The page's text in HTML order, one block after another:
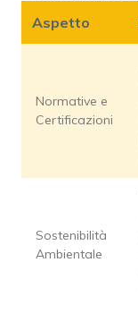
Aspetto
Normative e
Certificazioni
Sostenibilità
Ambientale